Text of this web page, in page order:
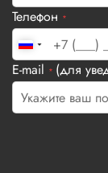
Телефон *
E-mail * (для